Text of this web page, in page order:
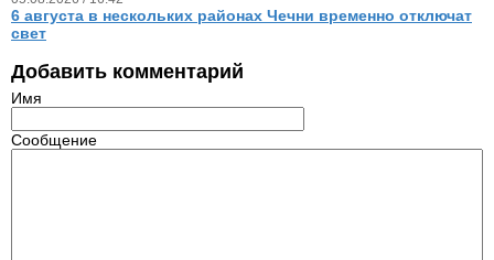
6 августа в нескольких районах Чечни временно отключат
свет
Добавить комментарий
Имя
Сообщение